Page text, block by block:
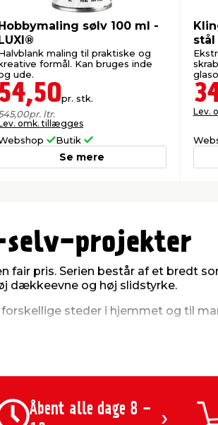
sølv 100 ml -
maling til praktiske og
formål. Kan bruges inde
ude.
pr. stk.
pr. ltr.
omk. tillægges
Butik
Se mere
stål
Lev.
projekter
fair pris. Serien består af et bredt
dækkeevne og høj slidstyrke.
steder i hjemmet og til
forskellig glans. Kendetegnet for
Åbent alle dage 8 -